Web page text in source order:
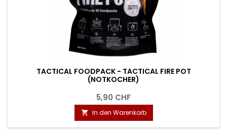
TACTICAL FOODPACK - TACTICAL FIRE POT
(NOTKOCHER)
5,90 CHF
 In den Warenkorb